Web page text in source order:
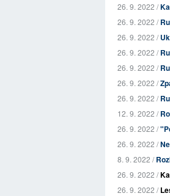
26. 9. 2022 /
26. 9. 2022 /
26. 9. 2022 /
26. 9. 2022 /
26. 9. 2022 /
26. 9. 2022 /
26. 9. 2022 /
12. 9. 2022 /
26. 9. 2022 /
26. 9. 2022 /
8. 9. 2022 /
26. 9. 2022 /
26. 9. 2022 /